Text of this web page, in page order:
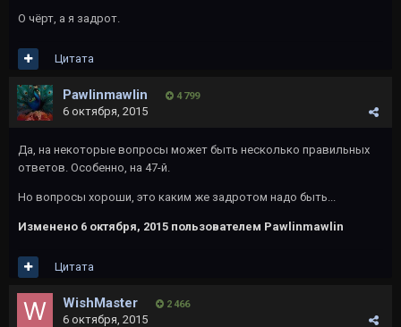
О чёрт, а я задрот.
Цитата
Pawlinmawlin 4 799
6 октября, 2015
Да, на некоторые вопросы может быть несколько правильных
ответов. Особенно, на 47-й.
Но вопросы хороши, это каким же задротом надо быть...
Изменено 6 октября, 2015 пользователем Pawlinmawlin
Цитата
WishMaster 2 466
6 октября, 2015